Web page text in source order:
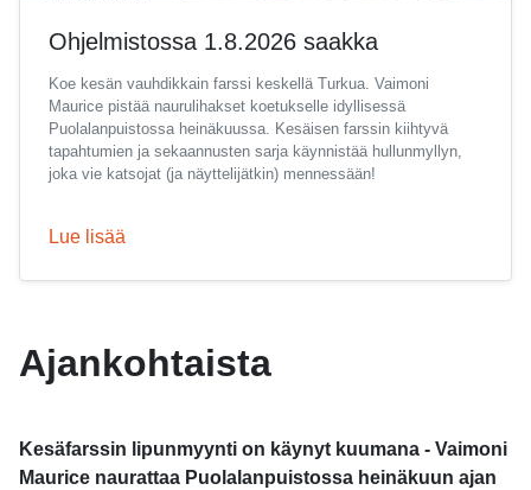
Ajankohtaista
Kesäfarssin lipunmyynti on käynyt kuumana - Vaimoni
Maurice naurattaa Puolalanpuistossa heinäkuun ajan
Ohjelmistossa 1.8.2026 saakka
Koe kesän vauhdikkain farssi keskellä Turkua. Vaimoni
Maurice pistää naurulihakset koetukselle idyllisessä
Puolalanpuistossa heinäkuussa. Kesäisen farssin kiihtyvä
tapahtumien ja sekaannusten sarja käynnistää hullunmyllyn,
joka vie katsojat (ja näyttelijätkin) mennessään!
Lue lisää